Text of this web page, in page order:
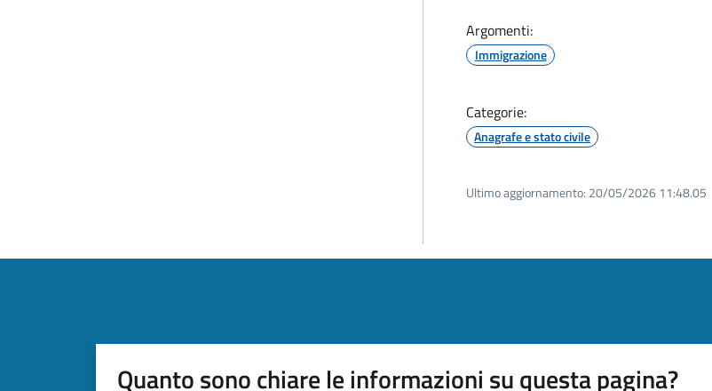
Argomenti:
Immigrazione
Categorie:
Anagrafe e stato civile
Ultimo aggiornamento: 20/05/2026 11:48.05
Quanto sono chiare le informazioni su questa pagina?